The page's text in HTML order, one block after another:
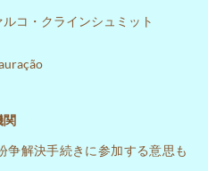
コ・クラインシュミット
関
争解決手続きに参加する意思も